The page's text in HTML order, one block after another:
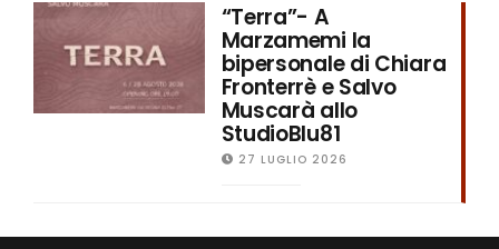
“Terra”- A
Marzamemi la
bipersonale di Chiara
Fronterrè e Salvo
Muscarà allo
StudioBlu81
27 LUGLIO 2026